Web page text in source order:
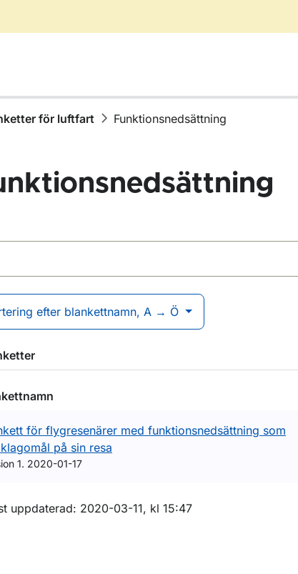
för luftfart Funktionsnedsättning
efter blankettnamn, A → Ö
för flygresenärer med funktionsnedsättning som
på sin resa
1. 2020-01-17
sidan
uppdaterad: 2020-03-11, kl 15:47